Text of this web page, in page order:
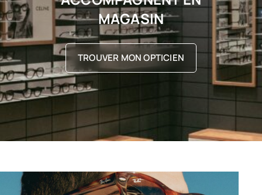
MAGASIN
TROUVER MON OPTICIEN